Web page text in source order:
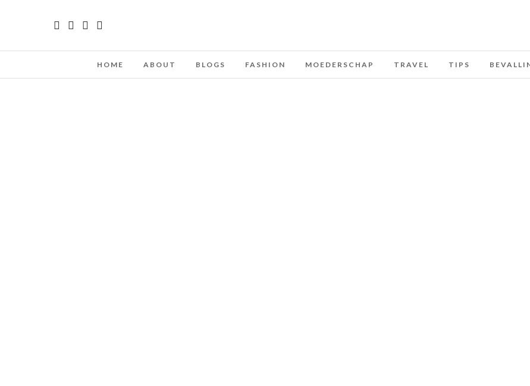
HOME ABOUT BLOGS FASHION MOEDERSCHAP TRAVEL TIPS